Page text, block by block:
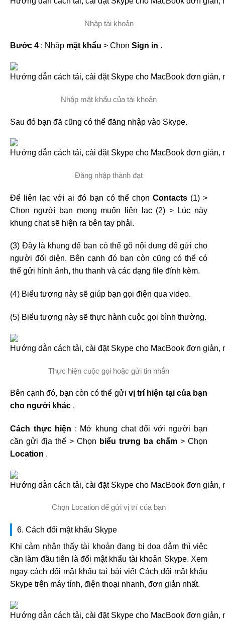
Nhập tài khoản
Bước 4 : Nhập mật khẩu > Chọn Sign in .
Nhập mật khẩu của tài khoản
Sau đó bạn đã cũng có thể đăng nhập vào Skype.
Đăng nhập thành đạt
Để liên lạc với ai đó bạn có thể chọn Contacts (1) >
Chọn người bạn mong muốn liên lạc (2) > Lúc này
khung chat sẽ hiện ra bên tay phải.
(3) Đây là khung để bạn có thể gõ nội dung để gửi cho
người đối diện. Bên cạnh đó bạn còn cũng có thể có
thể gửi hình ảnh, thu thanh và các dạng file đính kèm.
(4) Biểu tượng này sẽ giúp bạn gọi điện qua video.
(5) Biểu tượng này sẽ thực hành cuộc gọi bình thường.
Thực hiện cuộc gọi hoặc gửi tin nhắn
Bên cạnh đó, bạn còn có thể gửi vị trí hiện tại của bạn
cho người khác .
Cách thực hiện : Mở khung chat đối với người bạn
cần gửi địa thế > Chọn biểu trưng ba chấm > Chọn
Location .
Chọn Location để gửi vị trí của bạn
6. Cách đổi mật khẩu Skype
Khi cảm nhận thấy tài khoản đang bị dọa dẫm thì việc
cần làm đầu tiên là đổi mật khẩu tài khoản Skype. Xem
ngay cách đổi mật khẩu tại bài viết Cách đổi mật khẩu
Skype trên máy tính, điện thoại nhanh, đơn giản nhất.